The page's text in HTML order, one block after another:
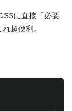
に直接「必要
超便利。